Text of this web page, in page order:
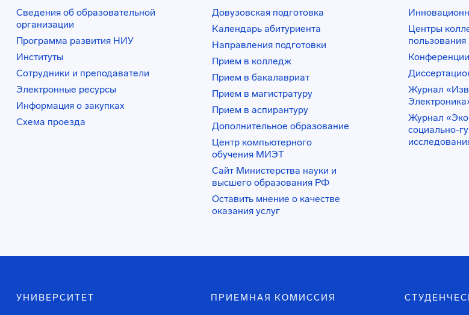
Сведения об образовательной
организации
Программа развития НИУ
Институты
Сотрудники и преподаватели
Электронные ресурсы
Информация о закупках
Схема проезда
Довузовская подготовка
Календарь абитуриента
Направления подготовки
Прием в колледж
Прием в бакалавриат
Прием в магистратуру
Прием в аспирантуру
Дополнительное образование
Центр компьютерного
обучения МИЭТ
Сайт Министерства науки и
высшего образования РФ
Оставить мнение о качестве
оказания услуг
Центры
пользования
Журнал
Журнал
социально-
УНИВЕРСИТЕТ ПРИЕМНАЯ КОМИССИЯ